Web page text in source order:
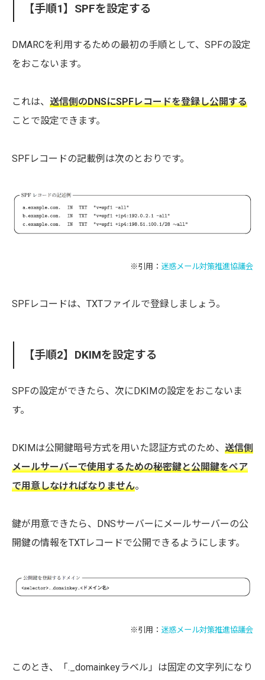
【手順1】SPFを設定する
DMARCを利用するための最初の手順として、SPFの設定
をおこないます。
これは、 送信側のDNSにSPFレコードを登録し公開する
ことで設定できます。
SPFレコードの記載例は次のとおりです。
※引用： 迷惑メール対策推進協議会
SPFレコードは、TXTファイルで登録しましょう。
【手順2】DKIMを設定する
SPFの設定ができたら、次にDKIMの設定をおこないま
す。
DKIMは公開鍵暗号方式を用いた認証方式のため、 送信側
メールサーバーで使用するための秘密鍵と公開鍵をペア
で用意しなければなりません。
鍵が用意できたら、DNSサーバーにメールサーバーの公
開鍵の情報をTXTレコードで公開できるようにします。
※引用： 迷惑メール対策推進協議会
このとき、「._domainkeyラベル」は固定の文字列になり